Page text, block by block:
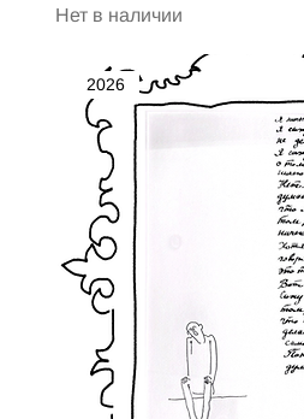
Нет в наличии
2026